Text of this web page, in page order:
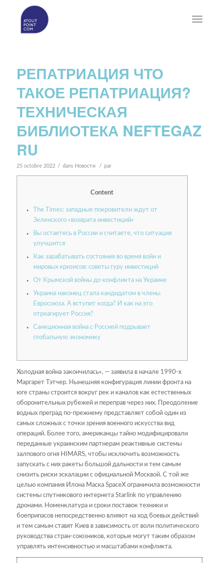
РЕПАТРИАЦИЯ ЧТО
ТАКОЕ РЕПАТРИАЦИЯ?
ТЕХНИЧЕСКАЯ
БИБЛИОТЕКА NEFTEGAZ
RU
25 octobre 2022 / dans Новости / par
Content
The Times: западные покровители ждут от
Зеленского «возврата инвестиций»
Вы остаетесь в России и считаете, что ситуация
улучшится
Как зарабатывать состояния во время войн и
мировых кризисов: советы гуру инвестиций
От Крымской войны до конфликта на Украине
Украина наконец стала кандидатом в члены
Евросоюза. А вступит когда? И как на это
отреагирует Россия?
Санкционная война с Россией подрывает
глобальную экономику
Холодная война закончилась», — заявила в начале 1990-х
Маргарет Тэтчер. Нынешняя конфигурация линии фронта на
юге страны строится вокруг рек и каналов как естественных
оборонительных рубежей и переправ через них. Преодоление
водных преград по-прежнему представляет собой один из
самых сложных с точки зрения военного искусства вид
операций. Более того, американцы тайно модифицировали
переданные украинским партнерам реактивные системы
залпового огня HIMARS, чтобы исключить возможность
запускать с них ракеты большой дальности и тем самым
снизить риски эскалации с официальной Москвой. С той же
целью компания Илона Маска SpaceX ограничила возможности
системы спутникового интернета Starlink по управлению
дронами. Номенклатура и сроки поставок техники и
боеприпасов непосредственно влияют на ход боевых действий
и тем самым ставят Киев в зависимость от воли политического
руководства стран-союзников, которые могут таким образом
управлять интенсивностью и масштабами конфликта.